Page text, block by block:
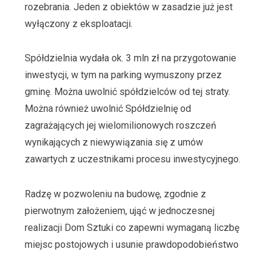
rozebrania. Jeden z obiektów w zasadzie już jest
wyłączony z eksploatacji.
Spółdzielnia wydała ok. 3 mln zł na przygotowanie
inwestycji, w tym na parking wymuszony przez
gminę. Można uwolnić spółdzielców od tej straty.
Można również uwolnić Spółdzielnię od
zagrażających jej wielomilionowych roszczeń
wynikających z niewywiązania się z umów
zawartych z uczestnikami procesu inwestycyjnego.
Radzę w pozwoleniu na budowę, zgodnie z
pierwotnym założeniem, ująć w jednoczesnej
realizacji Dom Sztuki co zapewni wymaganą liczbę
miejsc postojowych i usunie prawdopodobieństwo